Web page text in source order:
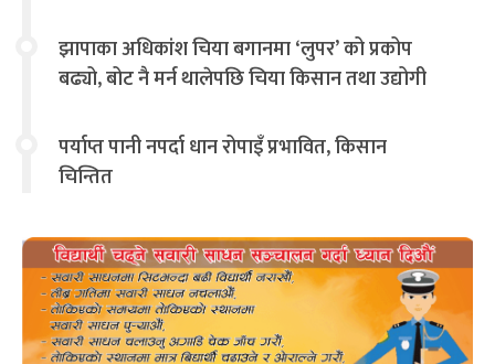
झापाका अधिकांश चिया बगानमा ‘लुपर’ को प्रकोप
बढ्यो, बोट नै मर्न थालेपछि चिया किसान तथा उद्योगी
पर्याप्त पानी नपर्दा धान रोपाइँ प्रभावित, किसान
चिन्तित